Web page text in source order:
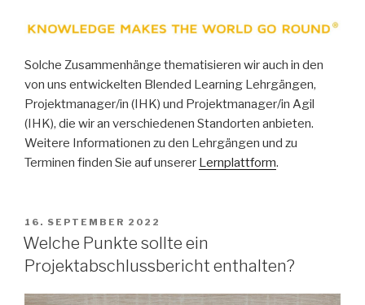
Solche Zusammenhänge thematisieren wir auch in den
von uns entwickelten Blended Learning Lehrgängen,
Projektmanager/in (IHK) und Projektmanager/in Agil
(IHK), die wir an verschiedenen Standorten anbieten.
Weitere Informationen zu den Lehrgängen und zu
Terminen finden Sie auf unserer Lernplattform.
VERÖFFENTLICHT
AM
16. SEPTEMBER 2022
Welche Punkte sollte ein
Projektabschlussbericht enthalten?